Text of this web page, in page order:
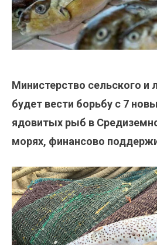
Министерство сельского и
будет вести борьбу с 7
ядовитых рыб в
морях, финансово